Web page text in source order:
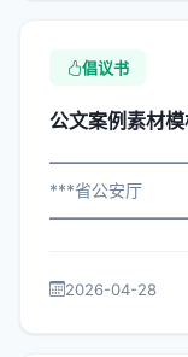
倡议书
公文案例素材
***省公安厅
构： 为深入贯
2026-04-28